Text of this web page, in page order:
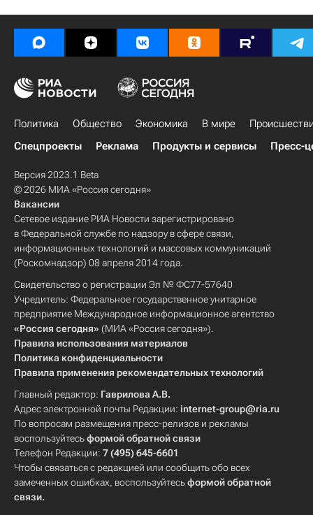
Политика Общество Экономика В мире
Спецпроекты
Реклама Продукты и сервисы Пресс-
Версия 2023.1 Beta
© 2026 МИА «Россия сегодня»
Вакансии
Сетевое издание РИА Новости зарегистрировано
в Федеральной службе по надзору в сфере связи,
информационных технологий и массовых коммуникаций
(Роскомнадзор) 08 апреля 2014 года.
Свидетельство о регистрации Эл № ФС77-57640
Учредитель: Федеральное государственное унитарное
предприятие Международное информационное агентство
«Россия сегодня» (МИА «Россия сегодня»).
Правила использования материалов
Политика конфиденциальности
Правила применения рекомендательных технологий
Главный редактор: Гаврилова А.В.
Адрес электронной почты Редакции: internet-group@ria.ru
По вопросам размещения пресс-релизов и рекламы
воспользуйтесьформой обратной связи
Телефон Редакции: 7 (495) 645-6601
Чтобы связаться с редакцией или сообщить обо всех
замеченных ошибках, воспользуйтесьформой обратной
связи.